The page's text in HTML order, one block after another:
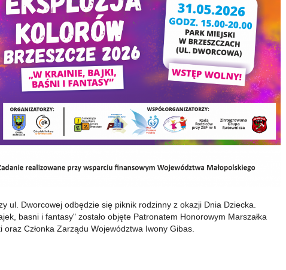
ul. Dworcowej odbędzie się piknik rodzinny z okazji Dnia Dziecka.
basni i fantasy" zostało objęte Patronatem Honorowym Marszałka
Członka Zarządu Województwa Iwony Gibas.